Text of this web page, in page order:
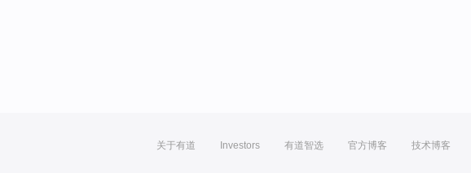
关于有道 Investors 有道智选 官方博客 技术博客